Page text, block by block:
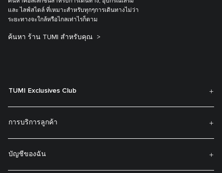
และ ไลฟ์สไตล์ ที่เหมาะสำหรับทุกๆการเดินทางไม่ว่า
ระยะทางจะใกล้หรือไกลเท่าไรก็ตาม
ค้นหา ร้าน TUMI สำหรับคุณ
TUMI Exclusives Club
การบริการลูกค้า
บัญชีของฉัน